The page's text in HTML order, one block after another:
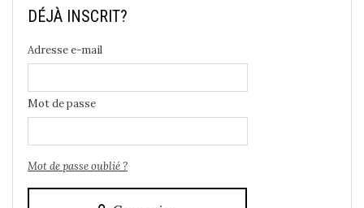
DÉJÀ INSCRIT?
Adresse e-mail
Mot de passe
Mot de passe oublié ?